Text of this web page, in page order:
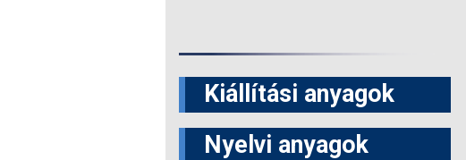
Kiállítási anyagok
Nyelvi anyagok